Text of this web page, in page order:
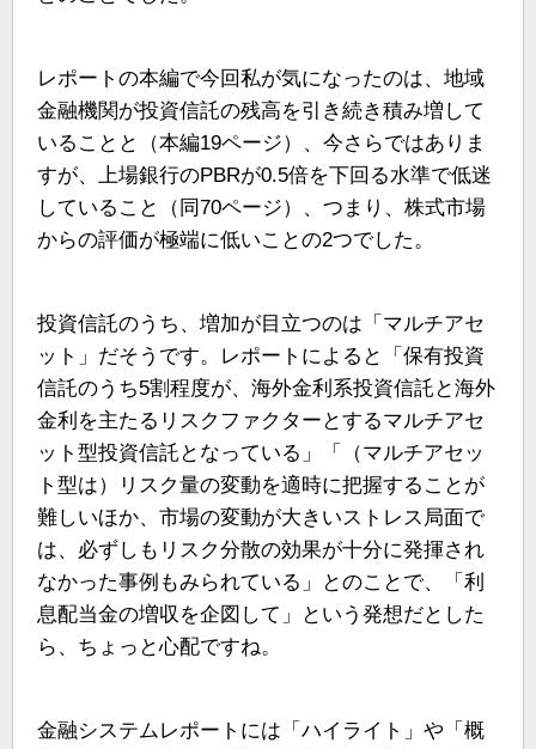
レポートの本編で今回私が気になったのは、地域
金融機関が投資信託の残高を引き続き積み増して
いることと（本編19ページ）、今さらではありま
すが、上場銀行のPBRが0.5倍を下回る水準で低迷
していること（同70ページ）、つまり、株式市場
からの評価が極端に低いことの2つでした。
投資信託のうち、増加が目立つのは「マルチアセ
ット」だそうです。レポートによると「保有投資
信託のうち5割程度が、海外金利系投資信託と海外
金利を主たるリスクファクターとするマルチアセ
ット型投資信託となっている」「（マルチアセッ
ト型は）リスク量の変動を適時に把握することが
難しいほか、市場の変動が大きいストレス局面で
は、必ずしもリスク分散の効果が十分に発揮され
なかった事例もみられている」とのことで、「利
息配当金の増収を企図して」という発想だとした
ら、ちょっと心配ですね。
金融システムレポートには「ハイライト」や「概